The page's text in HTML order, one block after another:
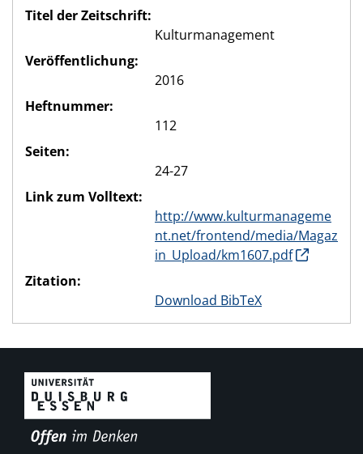
Titel der Zeitschrift:
Kulturmanagement
Veröffentlichung:
2016
Heftnummer:
112
Seiten:
24-27
Link zum Volltext:
http://www.kulturmanageme
nt.net/frontend/media/Magaz
in_Upload/km1607.pdf
Zitation:
Download BibTeX